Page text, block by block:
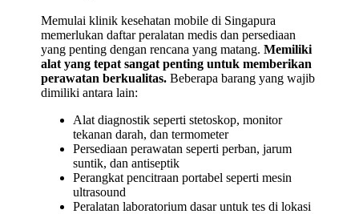
Memulai klinik kesehatan mobile di Singapura
memerlukan daftar peralatan medis dan persediaan
yang penting dengan rencana yang matang.Memiliki
alat yang tepat sangat penting untuk memberikan
perawatan berkualitas. Beberapa barang yang wajib
dimiliki antara lain:
Alat diagnostik seperti stetoskop, monitor
tekanan darah, dan termometer
Persediaan perawatan seperti perban, jarum
suntik, dan antiseptik
Perangkat pencitraan portabel seperti mesin
ultrasound
Peralatan laboratorium dasar untuk tes di lokasi